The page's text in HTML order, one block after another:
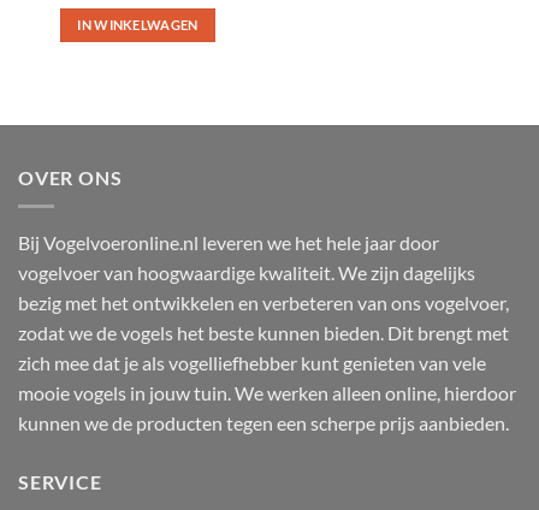
IN WINKELWAGEN
OVER ONS
Bij Vogelvoeronline.nl leveren we het hele jaar door
vogelvoer van hoogwaardige kwaliteit. We zijn dagelijks
bezig met het ontwikkelen en verbeteren van ons vogelvoer,
zodat we de vogels het beste kunnen bieden. Dit brengt met
zich mee dat je als vogelliefhebber kunt genieten van vele
mooie vogels in jouw tuin. We werken alleen online, hierdoor
kunnen we de producten tegen een scherpe prijs aanbieden.
SERVICE